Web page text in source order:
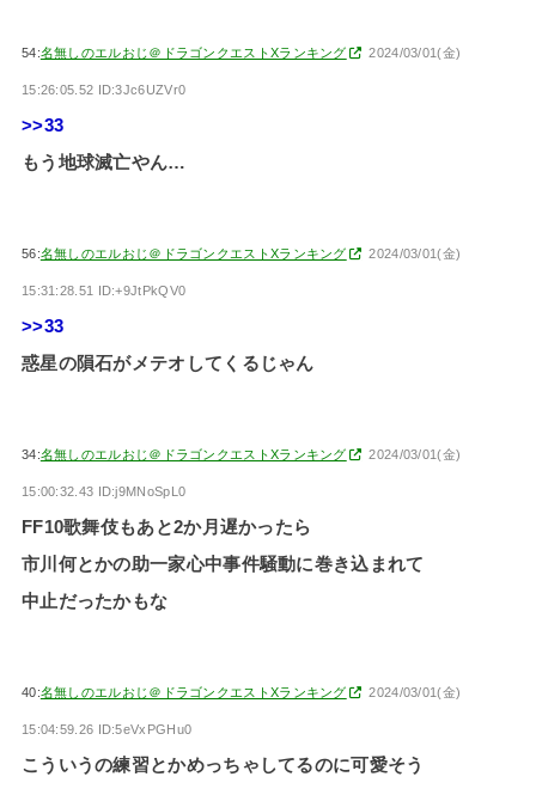
54:名無しのエルおじ＠ドラゴンクエストXランキング 2024/03/01(金)
15:26:05.52 ID:3Jc6UZVr0
>>33
もう地球滅亡やん…
56:名無しのエルおじ＠ドラゴンクエストXランキング 2024/03/01(金)
15:31:28.51 ID:+9JtPkQV0
>>33
惑星の隕石がメテオしてくるじゃん
34:名無しのエルおじ＠ドラゴンクエストXランキング 2024/03/01(金)
15:00:32.43 ID:j9MNoSpL0
FF10歌舞伎もあと2か月遅かったら
市川何とかの助一家心中事件騒動に巻き込まれて
中止だったかもな
40:名無しのエルおじ＠ドラゴンクエストXランキング 2024/03/01(金)
15:04:59.26 ID:5eVxPGHu0
こういうの練習とかめっちゃしてるのに可愛そう